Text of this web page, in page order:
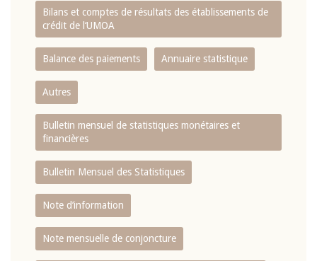
Bilans et comptes de résultats des établissements de
crédit de l‘UMOA
Balance des paiements Annuaire statistique
Autres
Bulletin mensuel de statistiques monétaires et
financières
Bulletin Mensuel des Statistiques
Note d’information
Note mensuelle de conjoncture